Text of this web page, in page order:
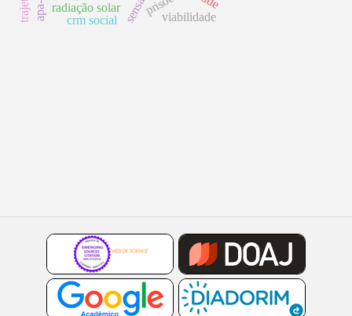
radiação solar
crm social viabilidade